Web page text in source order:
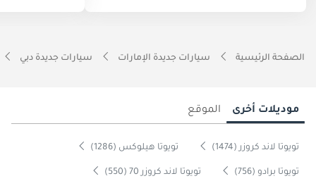
الصفحة الرئيسية سيارات جديدة الإمارات سيارات جديدة دبي
موديلات أخرى الموقع
تويوتا لاند كروزر (1474) تويوتا هيلوكس (1286)
تويوتا برادو (756) تويوتا لاند كروزر 70 (550)